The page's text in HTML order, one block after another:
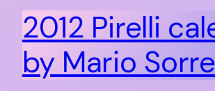
2012 Pirelli
by Mario